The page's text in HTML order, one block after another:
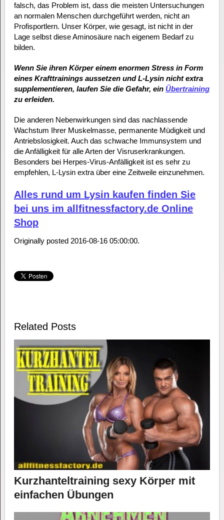
falsch, das Problem ist, dass die meisten Untersuchungen
an normalen Menschen durchgeführt werden, nicht an
Profisportlern. Unser Körper, wie gesagt, ist nicht in der
Lage selbst diese Aminosäure nach eigenem Bedarf zu
bilden.
Wenn Sie ihren Körper einem enormen Stress in Form
eines Krafttrainings aussetzen und L-Lysin nicht extra
supplementieren, laufen Sie die Gefahr, ein Übertraining
zu erleiden.
Die anderen Nebenwirkungen sind das nachlassende
Wachstum Ihrer Muskelmasse, permanente Müdigkeit und
Antriebslosigkeit. Auch das schwache Immunsystem und
die Anfälligkeit für alle Arten der Visruserkrankungen.
Besonders bei Herpes-Virus-Anfälligkeit ist es sehr zu
empfehlen, L-Lysin extra über eine Zeitweile einzunehmen.
Alles rund um Lysin kaufen finden Sie
bei uns im allfitnessfactory.de Online
Shop
Originally posted 2016-08-16 05:00:00.
Related Posts
Kurzhanteltraining sexy Körper mit
einfachen Übungen